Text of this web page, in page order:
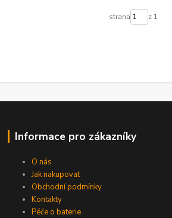
strana z 1
Informace pro zákazníky
O nás
Jak nakupovat
Obchodní podmínky
Kontakty
Péče o baterie